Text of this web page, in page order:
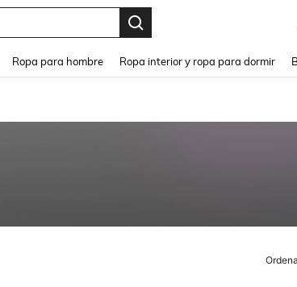
Ropa para hombre Ropa interior y ropa para dormir